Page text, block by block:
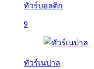
ทัวร์บอลติก
9
ทัวร์เนปาล